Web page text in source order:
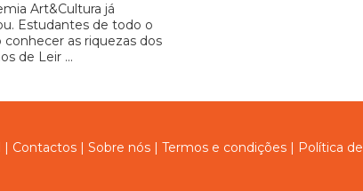
Art&Cultura já
Estudantes de todo o
conhecer as riquezas dos
de Leir ...
| Contactos | Sobre nós | Termos e condições | Política